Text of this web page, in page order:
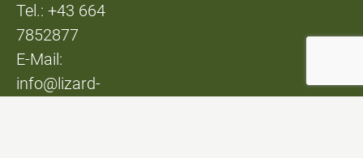
Tel.: +43 664
7852877
E-Mail:
info@lizard-